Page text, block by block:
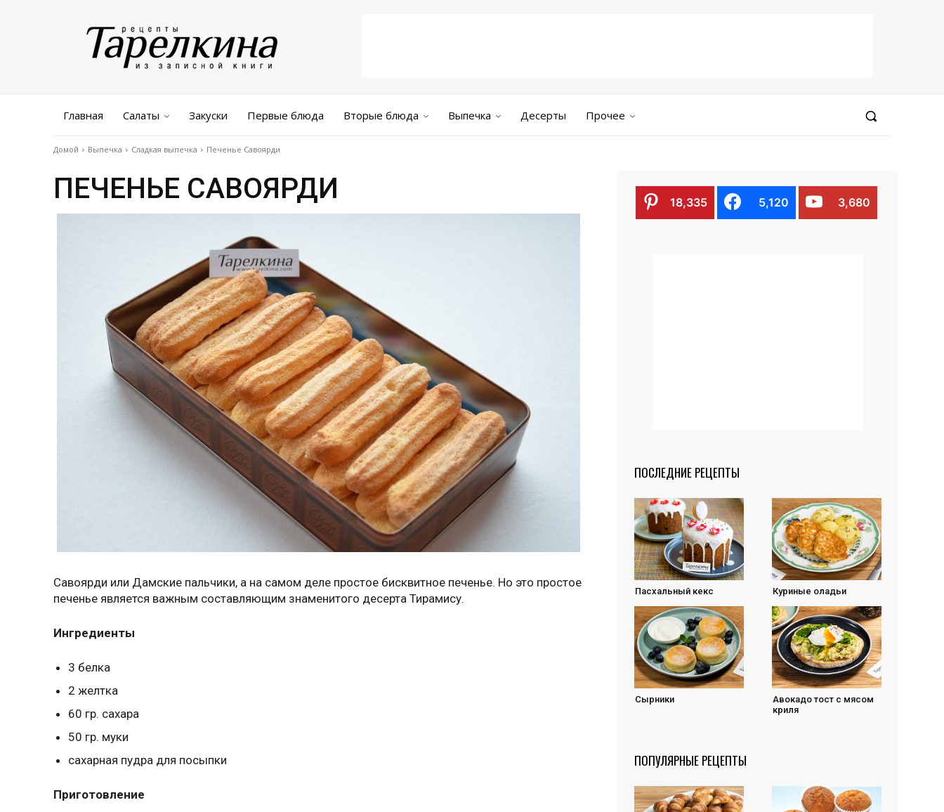
Главная Салаты Закуски Первые блюда Вторые блюда Выпечка Десерты Прочее
Домой Выпечка Сладкая выпечка Печенье Савоярди
ПЕЧЕНЬЕ САВОЯРДИ
Савоярди или Дамские пальчики, а на самом деле простое бисквитное печенье. Но это простое
печенье является важным составляющим знаменитого десерта Тирамису.
Ингредиенты
3 белка
2 желтка
60 гр. сахара
50 гр. муки
сахарная пудра для посыпки
Приготовление
18,335 5,120 3,680
ПОСЛЕДНИЕ РЕЦЕПТЫ
Пасхальный кекс Куриные оладьи
Сырники
Авокадо тост с мясом
криля
ПОПУЛЯРНЫЕ РЕЦЕПТЫ